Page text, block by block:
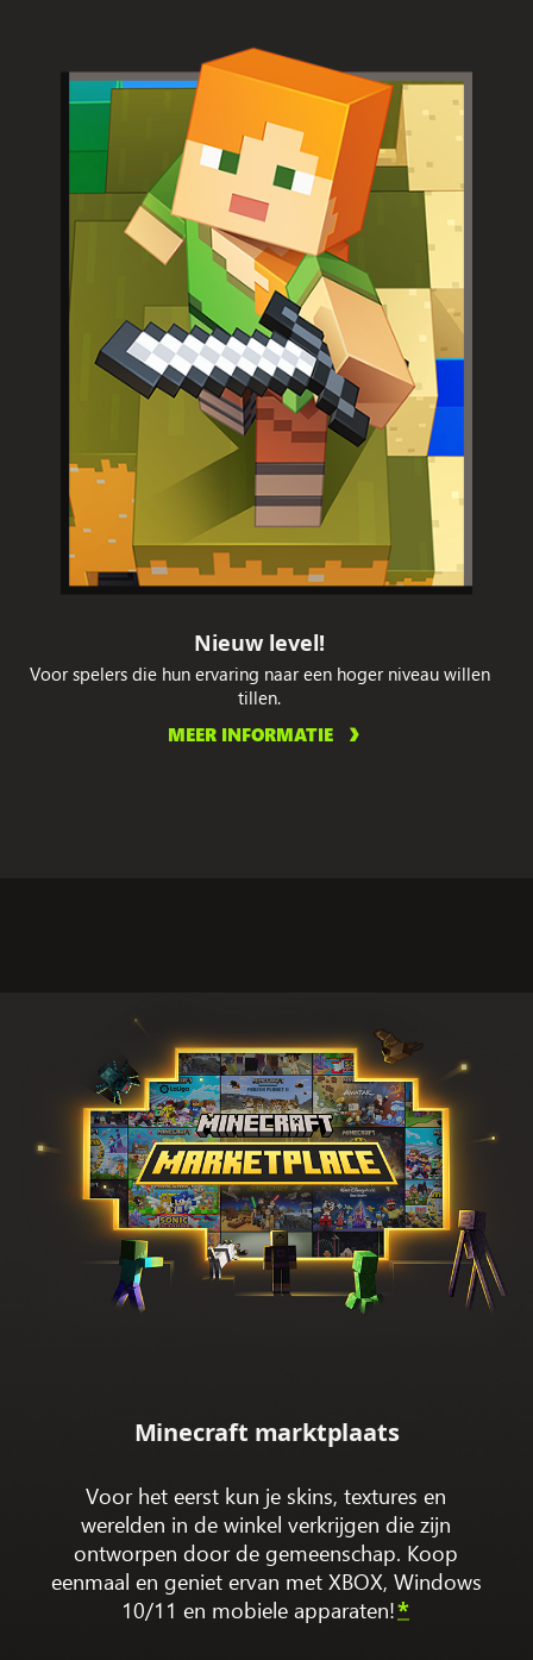
Nieuw level!
Voor spelers die hun ervaring naar een hoger niveau willen
tillen.
MEER INFORMATIE
Minecraft marktplaats
Voor het eerst kun je skins, textures en
werelden in de winkel verkrijgen die zijn
ontworpen door de gemeenschap. Koop
eenmaal en geniet ervan met XBOX, Windows
10/11 en mobiele apparaten!*